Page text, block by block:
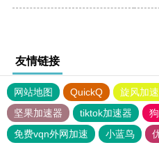
友情链接
网站地图 QuickQ 旋风加
坚果加速器
tiktok加速器
免费vqn外网加速
小蓝鸟